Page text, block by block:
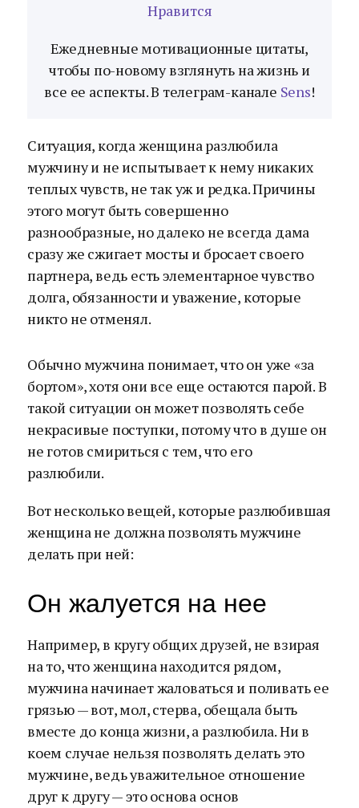
Нравится
Ежедневные мотивационные цитаты,
чтобы по-новому взглянуть на жизнь и
все ее аспекты. В телеграм-канале Sens!
Ситуация, когда женщина разлюбила
мужчину и не испытывает к нему никаких
теплых чувств, не так уж и редка. Причины
этого могут быть совершенно
разнообразные, но далеко не всегда дама
сразу же сжигает мосты и бросает своего
партнера, ведь есть элементарное чувство
долга, обязанности и уважение, которые
никто не отменял.
Обычно мужчина понимает, что он уже «за
бортом», хотя они все еще остаются парой. В
такой ситуации он может позволять себе
некрасивые поступки, потому что в душе он
не готов смириться с тем, что его
разлюбили.
Вот несколько вещей, которые разлюбившая
женщина не должна позволять мужчине
делать при ней:
Он жалуется на нее
Например, в кругу общих друзей, не взирая
на то, что женщина находится рядом,
мужчина начинает жаловаться и поливать ее
грязью — вот, мол, стерва, обещала быть
вместе до конца жизни, а разлюбила. Ни в
коем случае нельзя позволять делать это
мужчине, ведь уважительное отношение
друг к другу — это основа основ